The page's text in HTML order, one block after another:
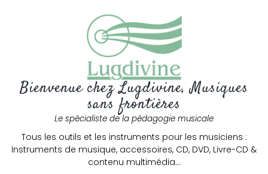
Bienvenue chez Lugdivine, Musiques
sans frontières
Le spécialiste de la pédagogie musicale
Tous les outils et les instruments pour les musiciens :
Instruments de musique, accessoires, CD, DVD, Livre-CD &
contenu multimédia…